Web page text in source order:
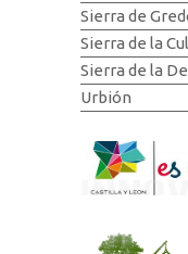
Sierra de
Sierra de la
Sierra de la
Urbión